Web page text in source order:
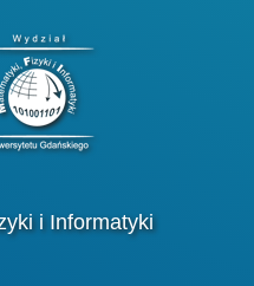
i Informatyki